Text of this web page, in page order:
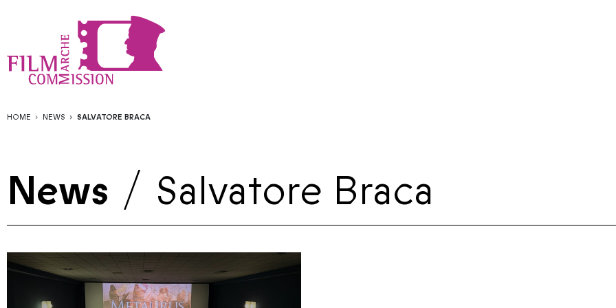
HOME NEWS SALVATORE BRACA
News / Salvatore Braca